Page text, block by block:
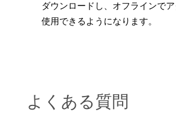
ダウンロードし、オフラインで
使用できるようになります。
よくある質問